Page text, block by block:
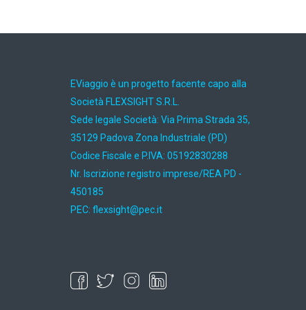
EViaggio è un progetto facente capo alla
Società FLEXSIGHT S.R.L.
Sede legale Società: Via Prima Strada 35,
35129 Padova Zona Industriale (PD)
Codice Fiscale e P.IVA: 05192830288
Nr. Iscrizione registro imprese/REA PD -
450185
PEC: ti.cep@thgisxelf